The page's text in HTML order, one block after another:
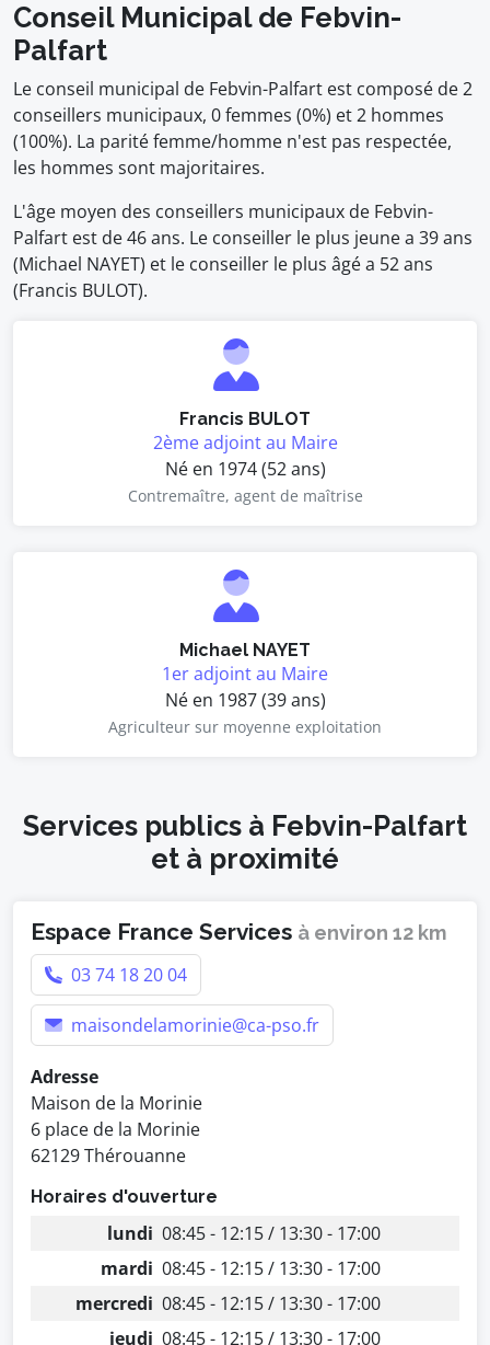
Conseil Municipal de Febvin-
Palfart
Le conseil municipal de Febvin-Palfart est composé de 2
conseillers municipaux, 0 femmes (0%) et 2 hommes
(100%). La parité femme/homme n'est pas respectée,
les hommes sont majoritaires.
L'âge moyen des conseillers municipaux de Febvin-
Palfart est de 46 ans. Le conseiller le plus jeune a 39 ans
(Michael NAYET) et le conseiller le plus âgé a 52 ans
(Francis BULOT).
Francis BULOT
2ème adjoint au Maire
Né en 1974 (52 ans)
Contremaître, agent de maîtrise
Michael NAYET
1er adjoint au Maire
Né en 1987 (39 ans)
Agriculteur sur moyenne exploitation
Services publics à Febvin-Palfart
et à proximité
Espace France Services à environ 12 km
03 74 18 20 04
maisondelamorinie@ca-pso.fr
Adresse
Maison de la Morinie
6 place de la Morinie
62129 Thérouanne
Horaires d'ouverture
lundi 08:45 - 12:15 / 13:30 - 17:00
mardi 08:45 - 12:15 / 13:30 - 17:00
mercredi 08:45 - 12:15 / 13:30 - 17:00
jeudi 08:45 - 12:15 / 13:30 - 17:00